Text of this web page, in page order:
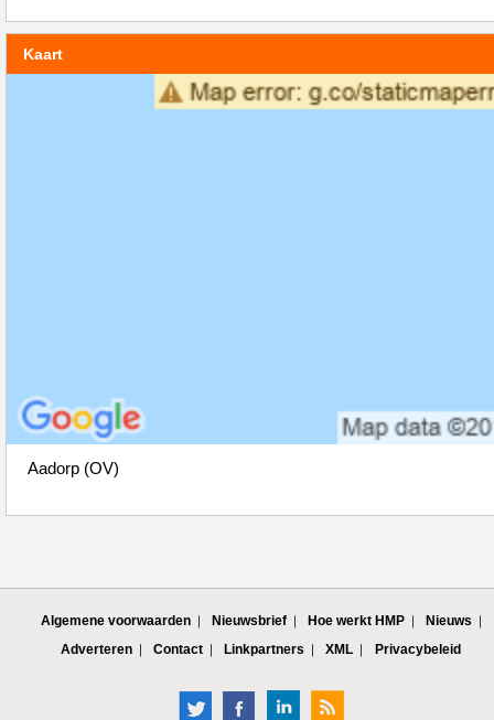
Kaart
Aadorp (OV)
Algemene voorwaarden Nieuwsbrief Hoe werkt HMP
Nieuws
Adverteren
Contact Linkpartners XML Privacybeleid